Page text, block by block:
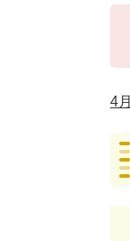
4月